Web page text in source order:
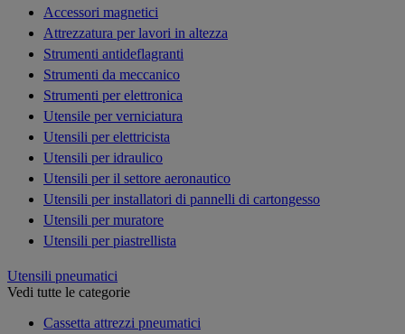
Accessori magnetici
Attrezzatura per lavori in altezza
Strumenti antideflagranti
Strumenti da meccanico
Strumenti per elettronica
Utensile per verniciatura
Utensili per elettricista
Utensili per idraulico
Utensili per il settore aeronautico
Utensili per installatori di pannelli di cartongesso
Utensili per muratore
Utensili per piastrellista
Utensili pneumatici
Vedi tutte le categorie
Cassetta attrezzi pneumatici